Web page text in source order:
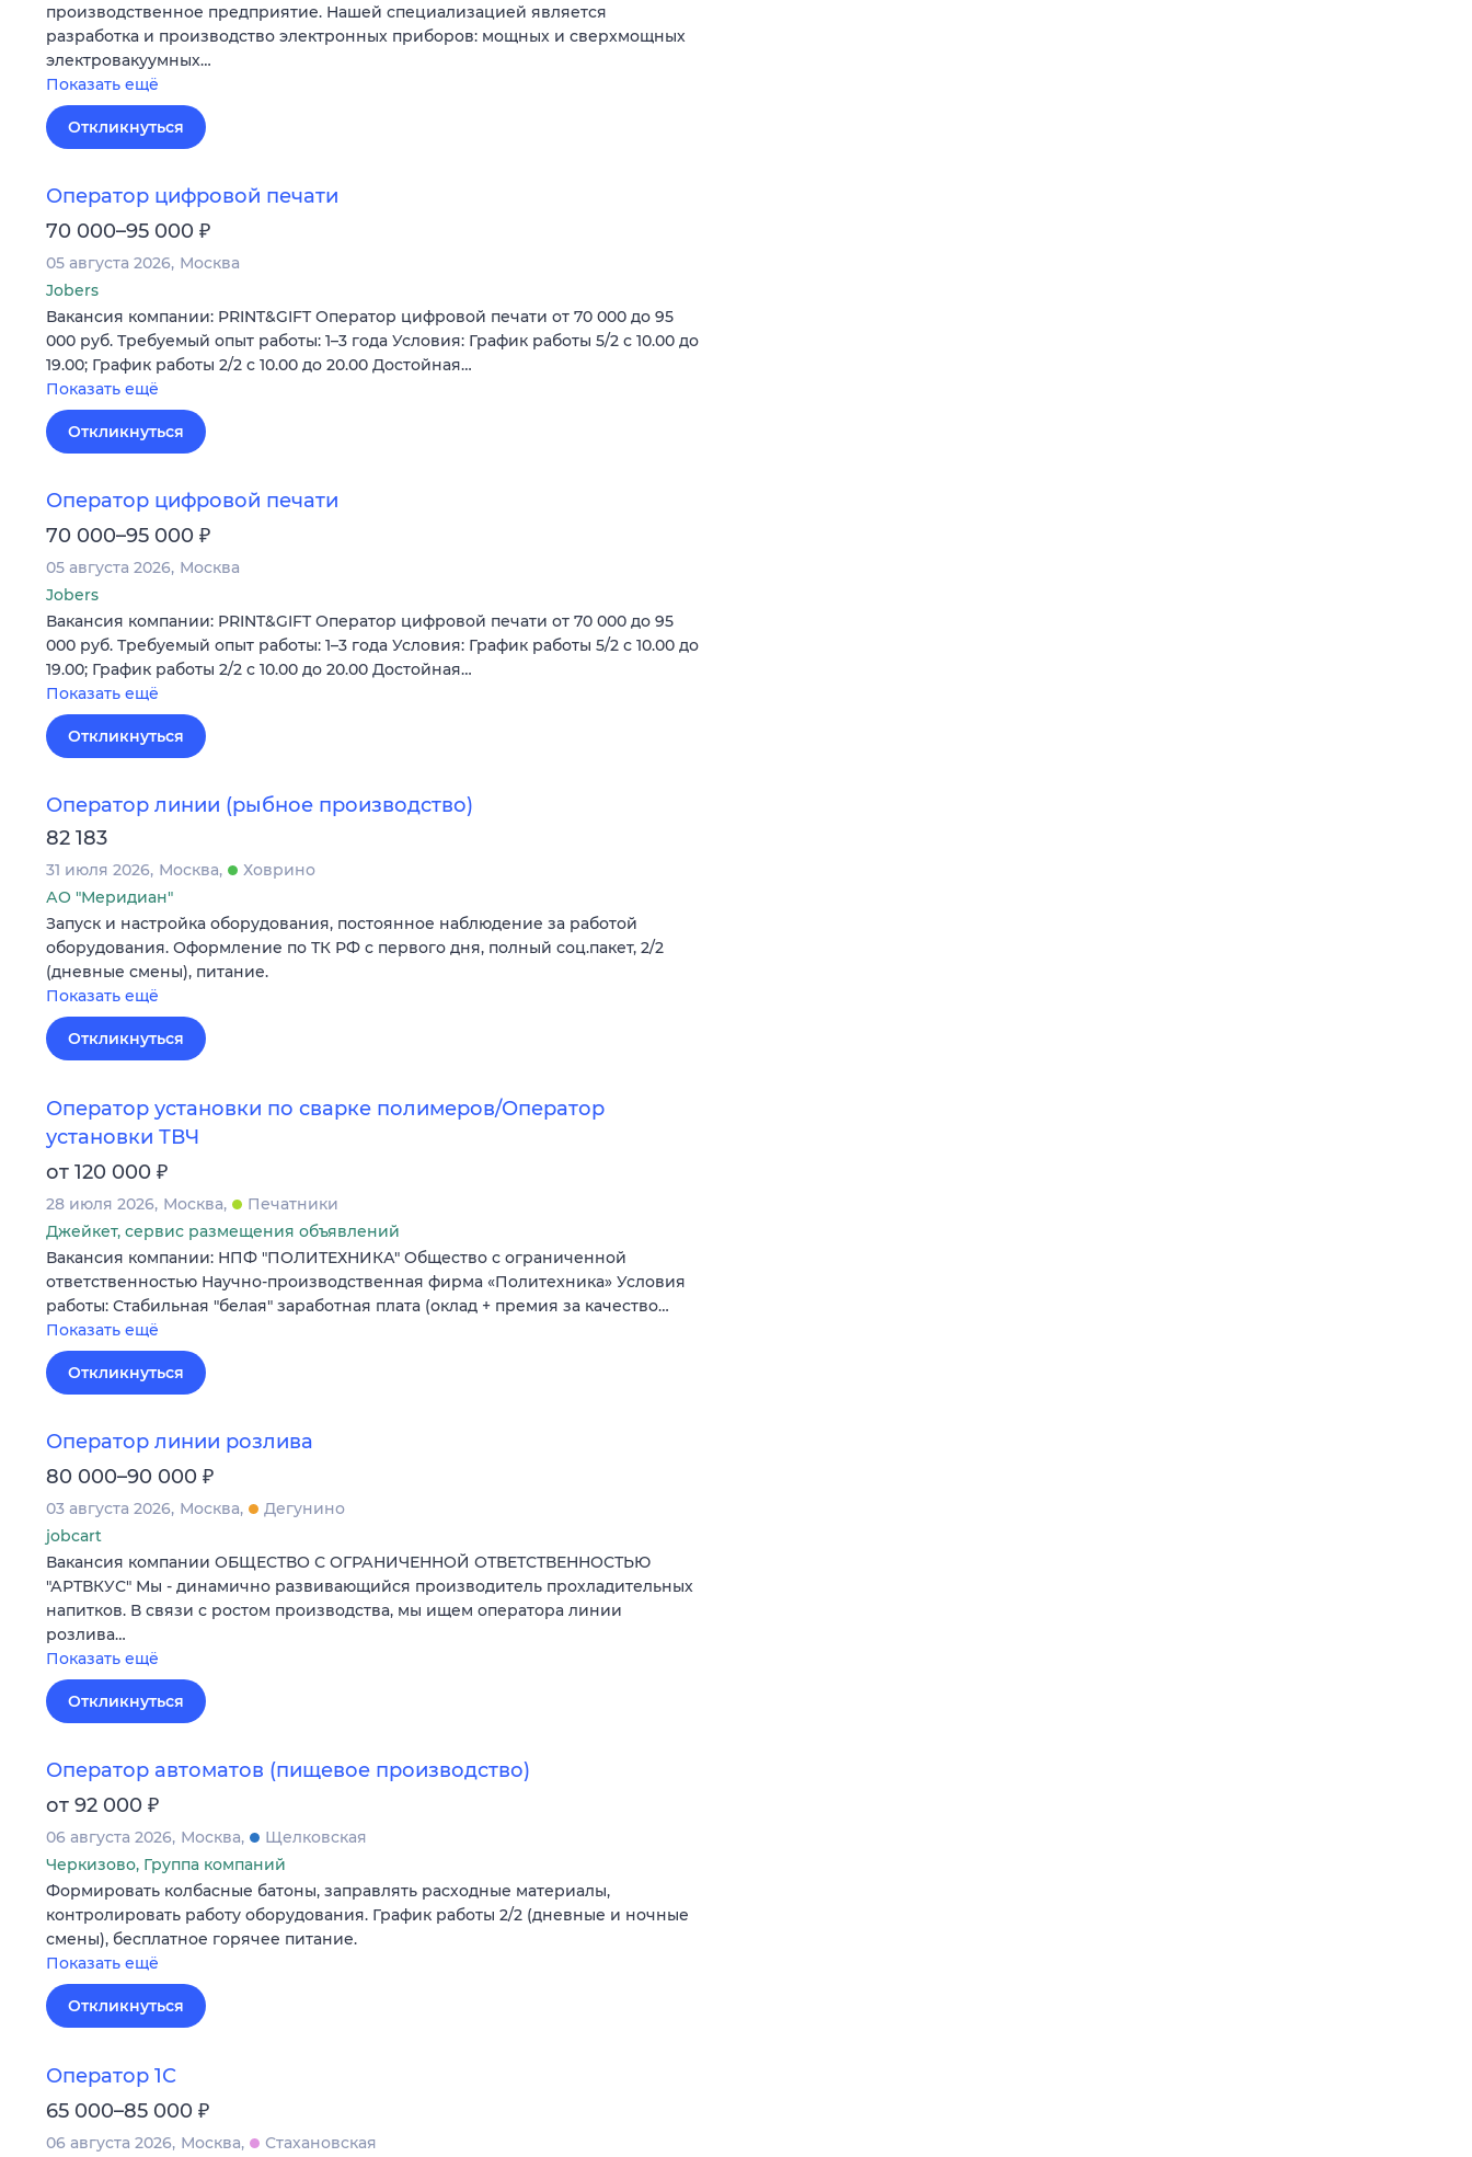
производственное предприятие. Нашей специализацией является
разработка и производство электронных приборов: мощных и сверхмощных
электровакуумных…
Показать ещё
Откликнуться
Оператор цифровой печати
70 000–95 000 ₽
05 августа 2026 Москва
Jobers
Вакансия компании: PRINT&GIFT Оператор цифровой печати от 70 000 до 95
000 руб. Требуемый опыт работы: 1–3 года Условия: График работы 5/2 с 10.00 до
19.00; График работы 2/2 c 10.00 до 20.00 Достойная…
Показать ещё
Откликнуться
Оператор цифровой печати
70 000–95 000 ₽
05 августа 2026 Москва
Jobers
Вакансия компании: PRINT&GIFT Оператор цифровой печати от 70 000 до 95
000 руб. Требуемый опыт работы: 1–3 года Условия: График работы 5/2 с 10.00 до
19.00; График работы 2/2 c 10.00 до 20.00 Достойная…
Показать ещё
Откликнуться
Оператор линии (рыбное производство)
82 183
31 июля 2026 Москва
Ховрино
АО "Меридиан"
Запуск и настройка оборудования, постоянное наблюдение за работой
оборудования. Оформление по ТК РФ с первого дня, полный соц.пакет, 2/2
(дневные смены), питание.
Показать ещё
Откликнуться
Оператор установки по сварке полимеров/Оператор
установки ТВЧ
от 120 000 ₽
28 июля 2026 Москва
Печатники
Джейкет, сервис размещения объявлений
Вакансия компании: НПФ "ПОЛИТЕХНИКА" Общество с ограниченной
ответственностью Научно-производственная фирма «Политехника» Условия
работы: Стабильная "белая" заработная плата (оклад + премия за качество…
Показать ещё
Откликнуться
Оператор линии розлива
80 000–90 000 ₽
03 августа 2026 Москва
Дегунино
jobcart
Вакансия компании ОБЩЕСТВО С ОГРАНИЧЕННОЙ ОТВЕТСТВЕННОСТЬЮ
"АРТВКУС" Мы - динамично развивающийся производитель прохладительных
напитков. В связи с ростом производства, мы ищем оператора линии
розлива…
Показать ещё
Откликнуться
Оператор автоматов (пищевое производство)
от 92 000 ₽
06 августа 2026 Москва
Щелковская
Черкизово, Группа компаний
Формировать колбасные батоны, заправлять расходные материалы,
контролировать работу оборудования. График работы 2/2 (дневные и ночные
смены), бесплатное горячее питание.
Показать ещё
Откликнуться
Оператор 1С
65 000–85 000 ₽
06 августа 2026 Москва Стахановская